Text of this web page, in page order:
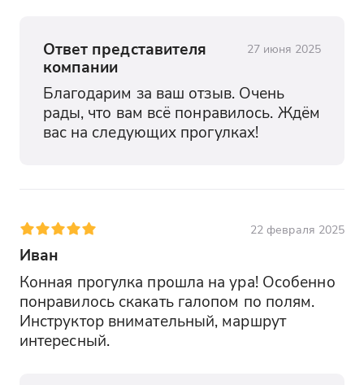
Ответ представителя
компании
27 июня 2025
Благодарим за ваш отзыв. Очень
рады, что вам всё понравилось. Ждём
вас на следующих прогулках!
22 февраля 2025
Иван
Конная прогулка прошла на ура! Особенно
понравилось скакать галопом по полям.
Инструктор внимательный, маршрут
интересный.